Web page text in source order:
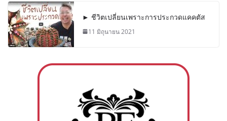
► ชีวิตเปลี่ยนเพราะการประกวดแคคตัส
11 มิถุนายน 2021